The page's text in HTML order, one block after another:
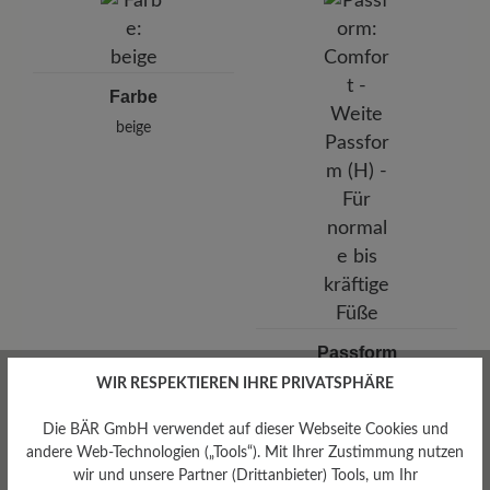
E-Mail: office@fganter.com
Farbe
beige
Passform
Comfort - Weite Passform
WIR RESPEKTIEREN IHRE PRIVATSPHÄRE
Die BÄR GmbH verwendet auf dieser Webseite Cookies und
andere Web-Technologien („Tools“). Mit Ihrer Zustimmung nutzen
wir und unsere Partner (Drittanbieter) Tools, um Ihr